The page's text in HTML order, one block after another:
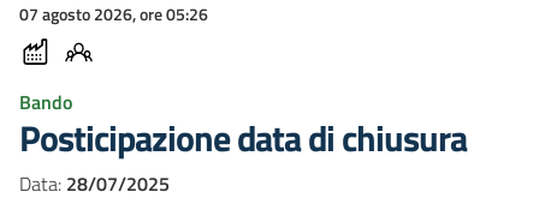
07 agosto 2026, ore 05:26
Bando
Posticipazione data di chiusura
Data: 28/07/2025